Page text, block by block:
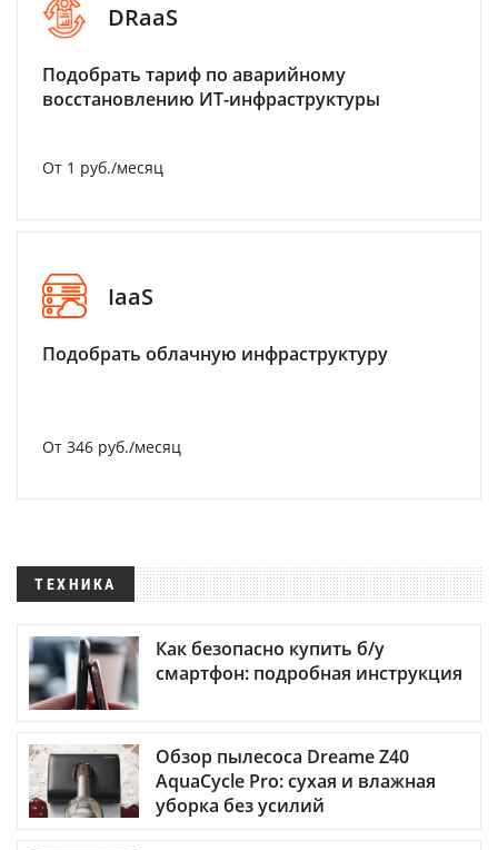
DRaaS
Подобрать тариф по аварийному
восстановлению ИТ-инфраструктуры
От 1 руб./месяц
IaaS
Подобрать облачную инфраструктуру
От 346 руб./месяц
ТЕХНИКА
Как безопасно купить б/у
смартфон: подробная инструкция
Обзор пылесоса Dreame Z40
AquaCycle Pro: сухая и влажная
уборка без усилий